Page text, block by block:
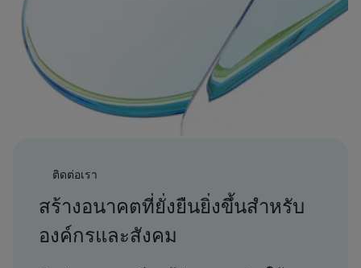
ติดต่อเรา
สร้างอนาคตที่ยั่งยืนยิ่งขึ้นสำหรับ
องค์กรและสังคม